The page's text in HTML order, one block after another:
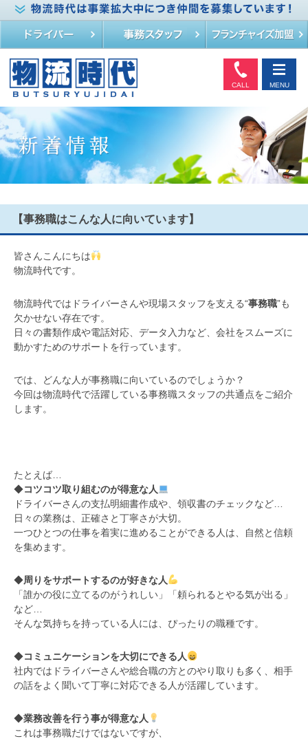
CALL MENU
【事務職はこんな人に向いています】
皆さんこんにちは
物流時代です。
物流時代ではドライバーさんや現場スタッフを支える“事務職”も
欠かせない存在です。
日々の書類作成や電話対応、データ入力など、会社をスムーズに
動かすためのサポートを行っています。
では、どんな人が事務職に向いているのでしょうか？
今回は物流時代で活躍している事務職スタッフの共通点をご紹介
します。
たとえば…
◆コツコツ取り組むのが得意な人
ドライバーさんの支払明細書作成や、領収書のチェックなど…
日々の業務は、正確さと丁寧さが大切。
一つひとつの仕事を着実に進めることができる人は、自然と信頼
を集めます。
◆周りをサポートするのが好きな人
「誰かの役に立てるのがうれしい」「頼られるとやる気が出る」
など…
そんな気持ちを持っている人には、ぴったりの職種です。
◆コミュニケーションを大切にできる人
社内ではドライバーさんや総合職の方とのやり取りも多く、相手
の話をよく聞いて丁寧に対応できる人が活躍しています。
◆業務改善を行う事が得意な人
これは事務職だけではないですが、